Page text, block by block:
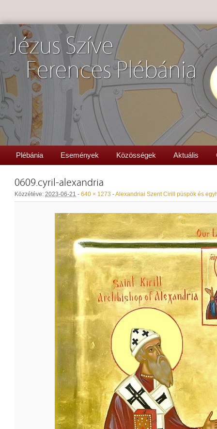
Jézus Szíve
Ferences Plébánia
Plébánia Események Közösségek Aktuális
0609.cyril-alexandria
Közzétéve: 2023-06-21 - 640 × 1273 -Alexandriai Szent Cirill püspök és